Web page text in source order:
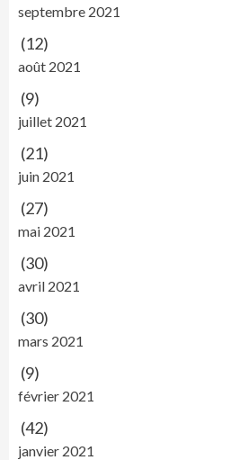
septembre 2021
(12)
août 2021
(9)
juillet 2021
(21)
juin 2021
(27)
mai 2021
(30)
avril 2021
(30)
mars 2021
(9)
février 2021
(42)
janvier 2021